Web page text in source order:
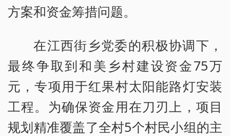
方案和资金筹措问题。
在江西街乡党委的积极协调下，
最终争取到和美乡村建设资金75万
元，专项用于红果村太阳能路灯安装
工程。为确保资金用在刀刃上，项目
规划精准覆盖了全村5个村民小组的主